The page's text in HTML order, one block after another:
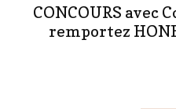
CONCOURS avec
remportez